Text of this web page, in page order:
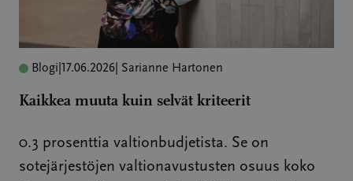
Blogi 17.06.2026 | Sarianne Hartonen
Kaikkea muuta kuin selvät kriteerit
0.3 prosenttia valtionbudjetista. Se on
sotejärjestöjen valtionavustusten osuus koko